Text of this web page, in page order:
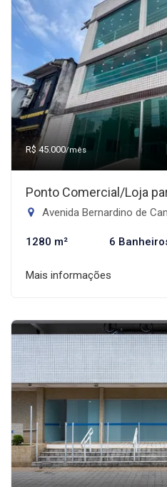
R$ 45.000/mês
Ponto Comercial/Loja
Avenida Bernardino de
1280 m² 6
Mais informações